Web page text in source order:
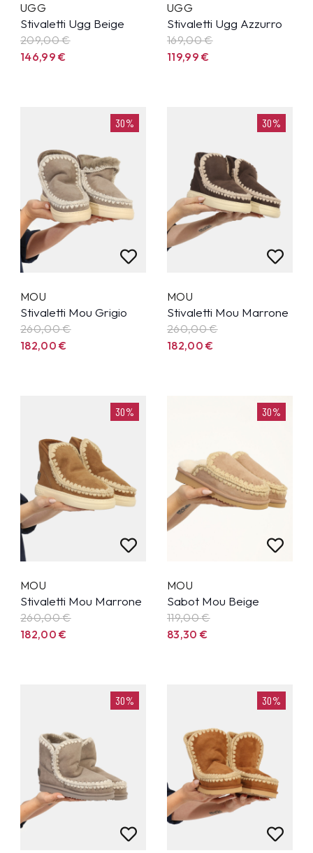
UGG
Stivaletti Ugg Beige
209,00 €
146,99€
UGG
Stivaletti Ugg Azzurro
169,00 €
119,99€
30%
MOU
Stivaletti Mou Grigio
260,00€
182,00€
30%
MOU
Stivaletti Mou Marrone
260,00€
182,00€
30%
MOU
Stivaletti Mou Marrone
260,00€
182,00€
30%
MOU
Sabot Mou Beige
119,00€
83,30€
30% 30%